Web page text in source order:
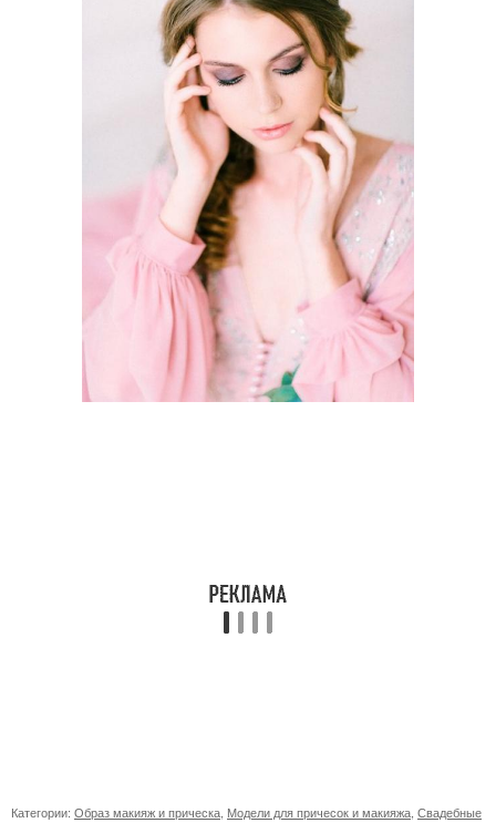
Категории: Образ макияж и прическа, Модели для причесок и макияжа, Свадебные